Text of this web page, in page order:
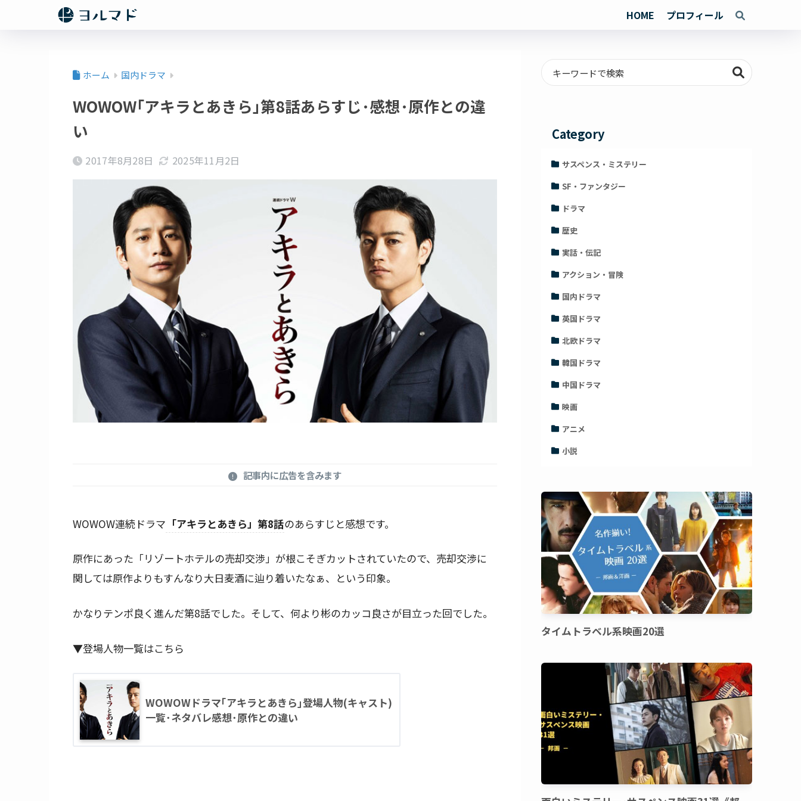
HOME プロフィール
ホーム 国内ドラマ
WOWOW｢アキラとあきら｣第8話あらすじ･感想･原作との違
い
2017年8月28日 2025年11月2日
記事内に広告を含みます
WOWOW連続ドラマ 「アキラとあきら」第8話のあらすじと感想です。
原作にあった「リゾートホテルの売却交渉」が根こそぎカットされていたので、売却交渉に
関しては原作よりもすんなり大日麦酒に辿り着いたなぁ、という印象。
かなりテンポ良く進んだ第8話でした。そして、何より彬のカッコ良さが目立った回でした。
▼登場人物一覧はこちら
WOWOWドラマ｢アキラとあきら｣登場人物(キャスト)
一覧･ネタバレ感想･原作との違い
Category
サスペンス・ミステリー
SF・ファンタジー
ドラマ
歴史
実話・伝記
アクション・冒険
国内ドラマ
英国ドラマ
北欧ドラマ
韓国ドラマ
中国ドラマ
映画
アニメ
小説
タイムトラベル系映画20選